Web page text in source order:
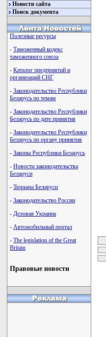
Новости сайта
Поиск документа
Полезные ресурсы
- Таможенный кодекс
таможенного союза
- Каталог предприятий и
организаций СНГ
- Законодательство Республики
Беларусь по темам
- Законодательство Республики
Беларусь по дате принятия
- Законодательство Республики
Беларусь по органу принятия
- Законы Республики Беларусь
- Новости законодательства
Беларуси
- Тюрьмы Беларуси
- Законодательство России
- Деловая Украина
- Автомобильный портал
- The legislation of the Great
Britain
Правовые новости